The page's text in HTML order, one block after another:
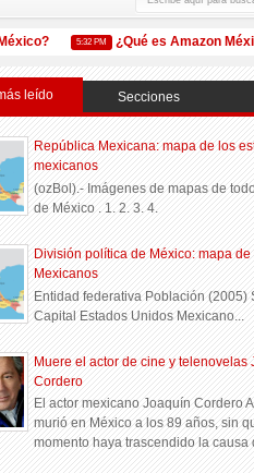
5:32 PM ¿Qué es Amazon México?
leído Secciones
República Mexicana: mapa de los
mexicanos
(ozBol).- Imágenes de mapas de
de México . 1. 2. 3. 4.
División política de México: mapa de
Mexicanos
Entidad federativa Población (2005)
Capital Estados Unidos Mexicano...
Muere el actor de cine y telenovelas
Cordero
El actor mexicano Joaquín Cordero
murió en México a los 89 años, sin
momento haya trascendido la causa